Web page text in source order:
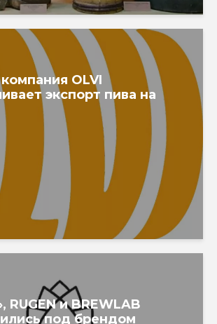
OLVI
экспорт пива на
RUGEN и BREWLAB
под брендом